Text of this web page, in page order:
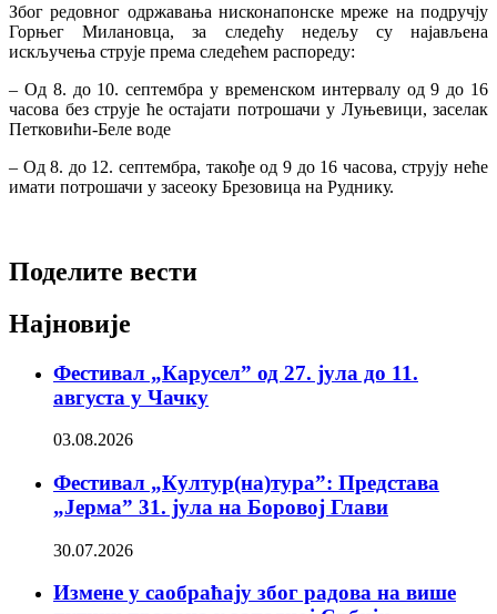
Због редовног одржавања нисконапонске мреже на подручју
Горњег Милановца, за следећу недељу су најављена
искључења струје према следећем распореду:
– Од 8. до 10. септембра у временском интервалу од 9 до 16
часова без струје ће остајати потрошачи у Луњевици, заселак
Петковићи-Беле воде
– Од 8. до 12. септембра, такође од 9 до 16 часова, струју неће
имати потрошачи у засеоку Брезовица на Руднику.
Поделите вести
Најновије
Фестивал „Карусел” од 27. јула до 11.
августа у Чачку
03.08.2026
Фестивал „Култур(на)тура”: Представа
„Јерма” 31. јула на Боровој Глави
30.07.2026
Измене у саобраћају због радова на више